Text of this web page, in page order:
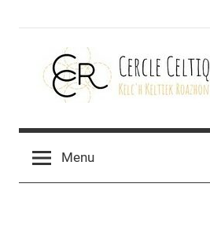
Cercle
celtique
Menu